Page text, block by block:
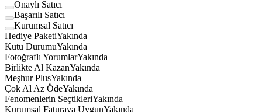
Onaylı Satıcı
Başarılı Satıcı
Kurumsal Satıcı
Hediye PaketiYakında
Kutu DurumuYakında
Fotoğraflı YorumlarYakında
Birlikte Al KazanYakında
Meşhur PlusYakında
Çok Al Az ÖdeYakında
Fenomenlerin SeçtikleriYakında
Kurumsal Faturaya UygunYakında